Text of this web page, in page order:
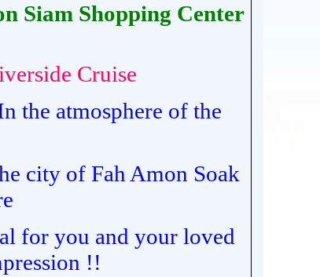
Siam Shopping Center
Cruise
the atmosphere of the
city of Fah Amon Soak
for you and your loved
!!